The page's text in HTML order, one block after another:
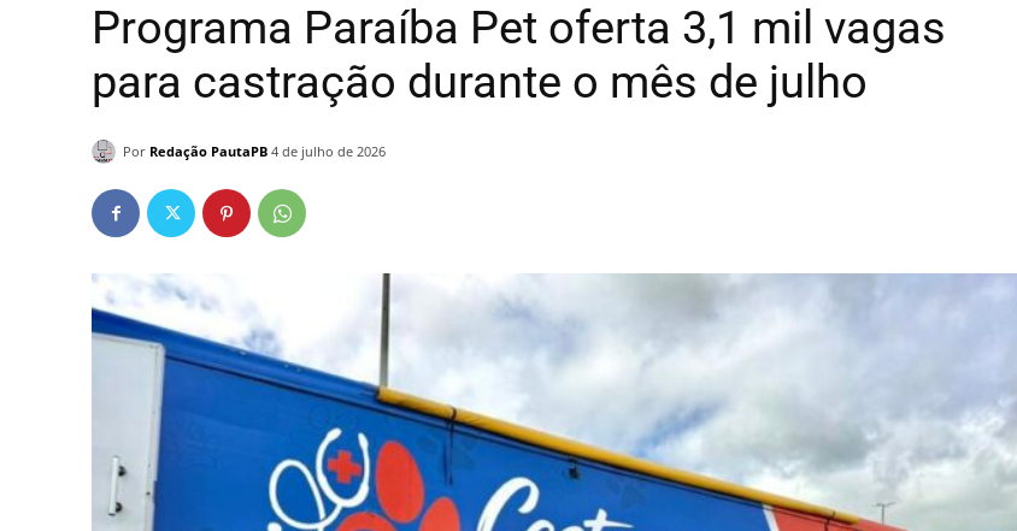
Programa Paraíba Pet oferta 3,1 mil vagas
para castração durante o mês de julho
Por Redação PautaPB 4 de julho de 2026